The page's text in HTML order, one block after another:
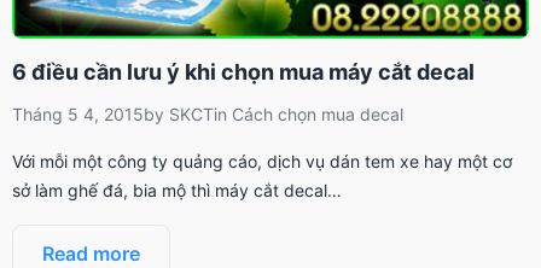
6 điều cần lưu ý khi chọn mua máy cắt decal
Tháng 5 4, 2015by SKCTin Cách chọn mua decal
Với mỗi một công ty quảng cáo, dịch vụ dán tem xe hay một cơ
sở làm ghế đá, bia mộ thì máy cắt decal…
Read more